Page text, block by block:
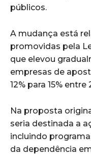
públicos.
A mudança está
promovidas pela
que elevou
empresas de
12% para 15%
Na proposta
seria destinada a
incluindo
da dependência